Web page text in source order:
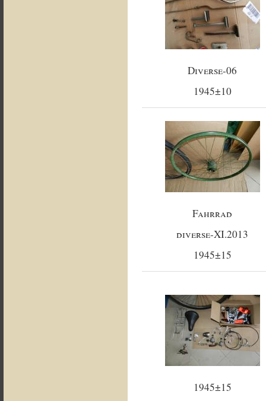
Diverse-06
1945±10
Fahrrad
diverse-XI.2013
1945±15
1945±15